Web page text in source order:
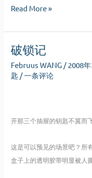
的
们
去
了
我
的
爱，
它
们
里？
Read More »
破锁记
Februus WANG / 2008
匙 /一条评论
开那三个抽屉的钥匙不翼而
这是可以预见的场景吧？所
盒子上的透明胶带明显被人